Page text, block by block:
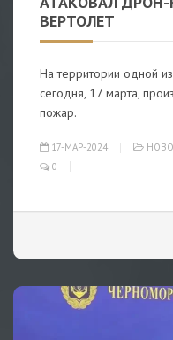
ВЕРТОЛЕТ
На территории одной
сегодня, 17 марта,
пожар.
17-МАР-2024
0